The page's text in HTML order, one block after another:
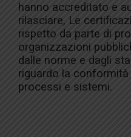
hanno accreditato e
rilasciare, Le
rispetto da parte di
organizzazioni
dalle norme e dagli
riguardo la
processi e sistemi.